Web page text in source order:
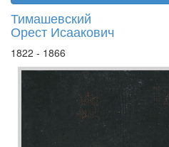
Тимашевский
Орест Исаакович
1822 - 1866